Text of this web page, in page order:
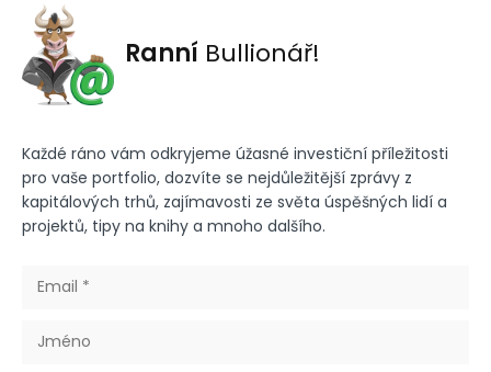
Ranní Bullionář!
Každé ráno vám odkryjeme úžasné investiční příležitosti
pro vaše portfolio, dozvíte se nejdůležitější zprávy z
kapitálových trhů, zajímavosti ze světa úspěšných lidí a
projektů, tipy na knihy a mnoho dalšího.